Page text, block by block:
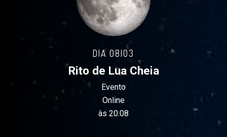
DIA 08|03
Rito de Lua Cheia
Evento
Online
às 20:08